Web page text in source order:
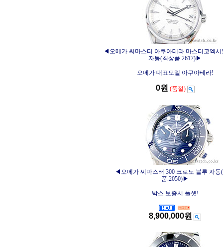
◀오메가 씨마스터 아쿠아테라 마스터코엑시
자동(최상품.2617)▶
오메가 대표모델 아쿠아테라!
0원 (품절)
◀오메가 씨마스터 300 크로노 블루 자동
품.2050)▶
박스 보증서 풀셋!
8,900,000원